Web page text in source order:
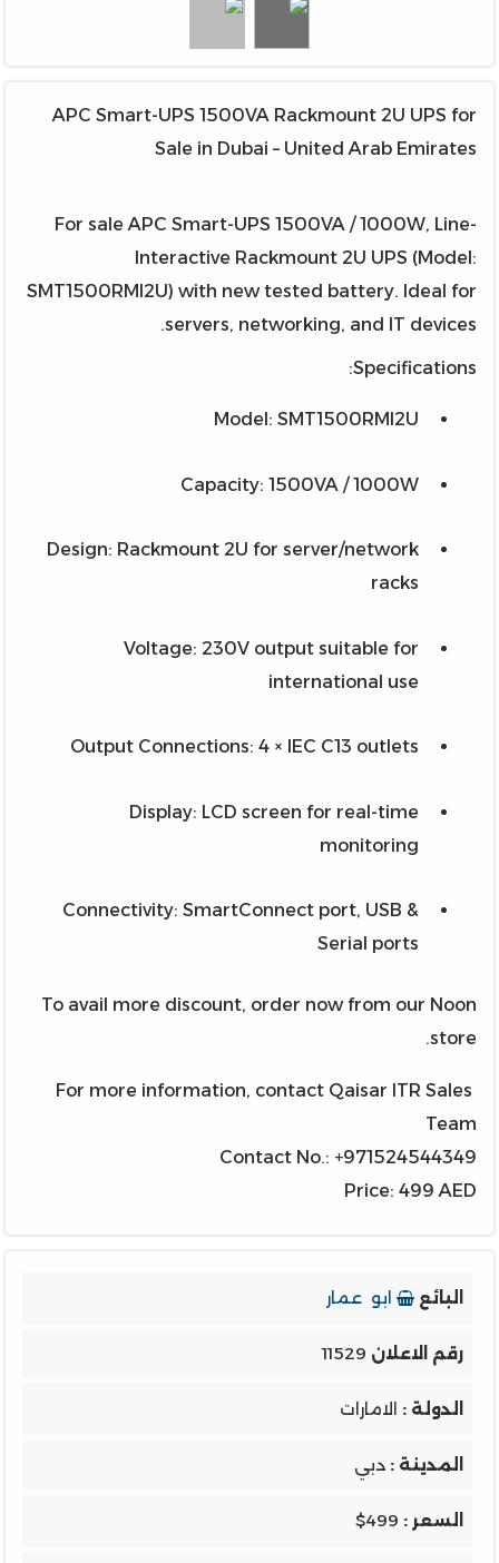
APC Smart-UPS 1500VA Rackmount 2U UPS for
Sale in Dubai – United Arab Emirates
For sale APC Smart-UPS 1500VA / 1000W, Line-
Interactive Rackmount 2U UPS (Model:
SMT1500RMI2U) with new tested battery. Ideal for
servers, networking, and IT devices.
Specifications:
Model: SMT1500RMI2U
Capacity: 1500VA / 1000W
Design: Rackmount 2U for server/network
racks
Voltage: 230V output suitable for
international use
Output Connections: 4 × IEC C13 outlets
Display: LCD screen for real-time
monitoring
Connectivity: SmartConnect port, USB &
Serial ports
To avail more discount, order now from our Noon
store.
For more information, contact Qaisar ITR Sales
Team
Contact No.: +971524544349
Price: 499 AED
البائع ابو عمار
رقم الاعلان 11529
الدولة : الامارات
المدينة : دبي
السعر : $499